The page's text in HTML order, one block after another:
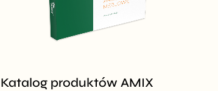
Katalog produktów AMIX